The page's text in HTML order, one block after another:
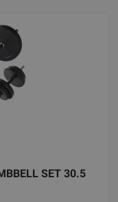
SET 30.5